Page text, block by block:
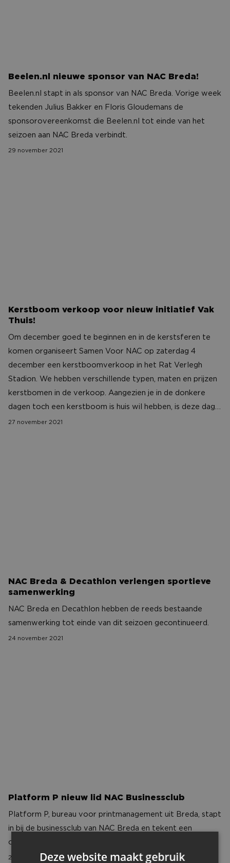
Beelen.nl nieuwe sponsor van NAC Breda!
Beelen.nl stapt in als sponsor van NAC Breda. Vorige week
tekenden Julius Bakker en Floris Gloudemans de
sponsorovereenkomst die Beelen.nl tot einde van het
seizoen aan NAC Breda verbindt.
29 november 2021
Kerstboom verkoop voor nieuw initiatief Vak
Thuis!
Om december goed te beginnen en in de kerstsferen te
komen organiseert Samen Voor NAC op zaterdag 4
december een kerstboomverkoop in het Rat Verlegh
Stadion. We hebben verschillende typen, maten en prijzen
kerstbomen in de verkoop. Aangezien je in de donkere
dagen toch een kerstboom is huis wil hebben, is deze dag
dus ideaal om een mooie boom te komen scoren. De
27 november 2021
NAC Breda & Decathlon verlengen sportieve
samenwerking
NAC Breda en Decathlon hebben de reeds bestaande
samenwerking tot einde van dit seizoen gecontinueerd.
24 november 2021
Platform P nieuw lid NAC Businessclub
Platform P, bureau voor printmanagement uit Breda, stapt
in bij de businessclub van NAC Breda en tekent een
overeenkomst tot eind van seizoen 2022-2023!
23 november 2021Deze website maakt gebruik